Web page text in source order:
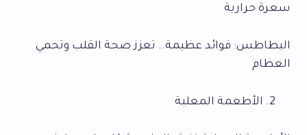
سعرة حرارية
البطاطس: فوائد عظيمة.. تعزز صحة القلب وتحمي
العظام
الأطعمة المعلبة